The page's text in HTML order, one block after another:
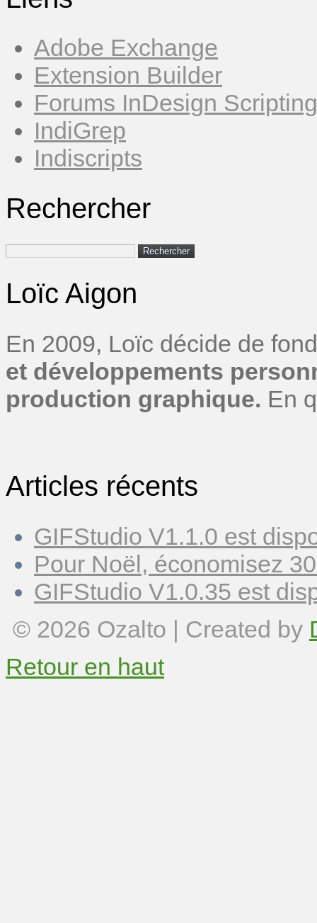
Adobe Exchange
Extension Builder
Forums InDesign Scripting
IndiGrep
Indiscripts
Rechercher
Loïc Aigon
En 2009, Loïc décide de
et développements
production graphique. En
Articles récents
GIFStudio V1.1.0 est
Pour Noël, économisez
GIFStudio V1.0.35 est
© 2026 Ozalto | Created by
Retour en haut